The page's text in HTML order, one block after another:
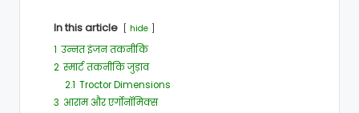
In this article hide
1 उन्नत इंजन तकनीकि
2 स्मार्ट तकनीकि जुड़ाव
2.1 Troctor Dimensions
3 आराम और एर्गोनॉमिक्स